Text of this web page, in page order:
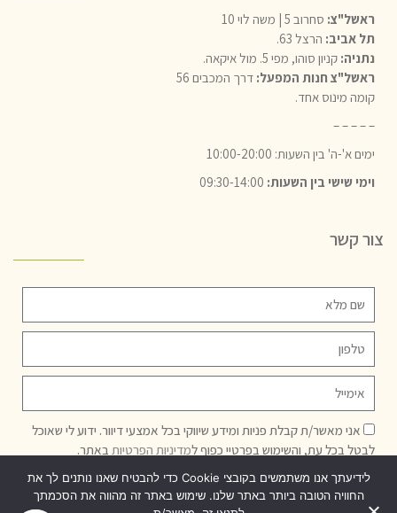
ראשל"צ: סחרוב 5 | משה לוי 10
תל אביב: הרצל 63.
נתניה: קניון סוהו, מפי 5. מול איקאה.
ראשל"צ חנות המפעל: דרך המכבים 56
קומה מינוס אחד.
– – – – –
ימים א'-ה' בין השעות: 10:00-20:00
וימי שישי בין השעות: 09:30-14:00
צור קשר
אני מאשר/ת קבלת פניות ומידע שיווקי בכל אמצעי דיוור. ידוע לי שאוכל
לבטל בכל עת, והשימוש בפרטיי כפוף למדיניות הפרטיות באתר.
שליחה
לידיעתך אנו משתמשים בקובצי Cookie כדי להבטיח שאנו נותנים לך את
החוויה הטובה ביותר באתר שלנו. שימוש באתר זה מהווה את הסכמתך